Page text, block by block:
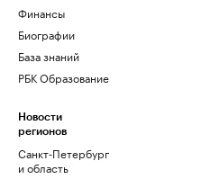
Финансы
Биографии
База знаний
РБК Образование
Новости
регионов
Санкт-Петербург
и область